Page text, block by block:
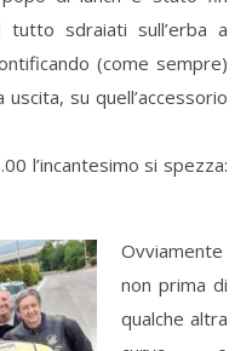
tutto sdraiati sull’erba a
(come sempre)
su quell’accessorio
l’incantesimo si spezza:
Ovviamente
non prima di
qualche altra